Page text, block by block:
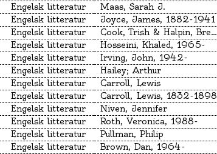
Engelsk litteratur Maas, Sarah J.
Engelsk litteratur Joyce, James, 1882-1941
Engelsk litteratur Cook, Trish & Halpin, Brendan
Engelsk litteratur Hosseini, Khaled, 1965-
Engelsk litteratur Irving, John, 1942-
Engelsk litteratur Hailey; Arthur
Engelsk litteratur Carroll, Lewis
Engelsk litteratur Carroll, Lewis, 1832-1898
Engelsk litteratur Niven, Jennifer
Engelsk litteratur Roth, Veronica, 1988-
Engelsk litteratur Pullman, Philip
Engelsk litteratur Brown, Dan, 1964-